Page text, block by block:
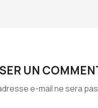
UN
e-mail ne sera